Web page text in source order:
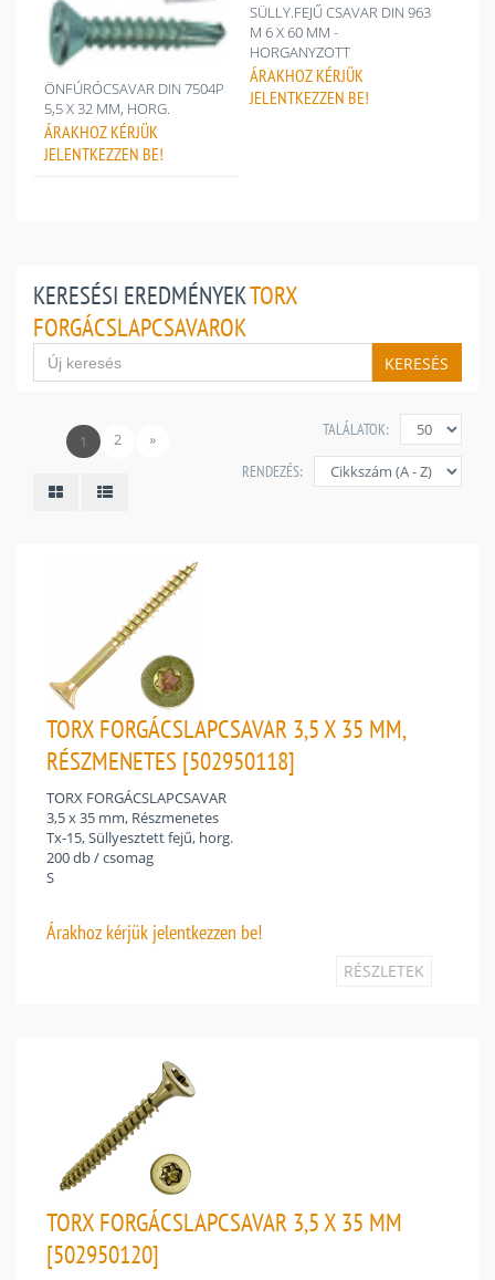
ÖNFÚRÓCSAVAR DIN 7504P
5,5 X 32 MM, HORG.
ÁRAKHOZ KÉRJÜK
JELENTKEZZEN BE!
SÜLLY.FEJŰ CSAVAR DIN 963
M 6 X 60 MM -
HORGANYZOTT
ÁRAKHOZ KÉRJÜK
JELENTKEZZEN BE!
KERESÉSI EREDMÉNYEKTORX
FORGÁCSLAPCSAVAROK
KERESÉS
1 2 » TALÁLATOK:
RENDEZÉS:
TORX FORGÁCSLAPCSAVAR 3,5 X 35 MM,
RÉSZMENETES [502950118]
TORX FORGÁCSLAPCSAVAR
3,5 x 35 mm, Részmenetes
Tx-15, Süllyesztett fejű, horg.
200 db / csomag
S
Árakhoz kérjük jelentkezzen be!
RÉSZLETEK
TORX FORGÁCSLAPCSAVAR 3,5 X 35 MM
[502950120]